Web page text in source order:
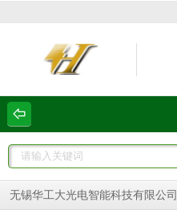
无锡华工大光电智能科技有限公司